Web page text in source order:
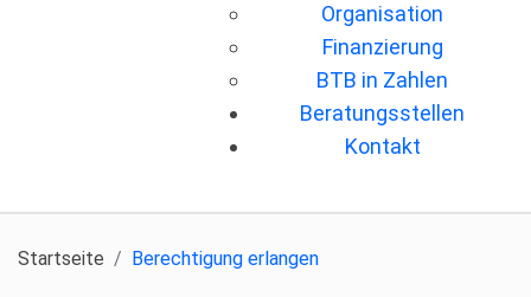
Organisation
Finanzierung
BTB in Zahlen
Beratungsstellen
Kontakt
Startseite Berechtigung erlangen